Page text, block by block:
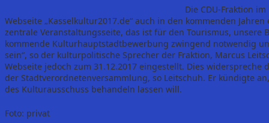
Die CDU-Fraktion
Webseite „Kasselkultur2017.de“ auch in den kommenden
zentrale Veranstaltungsseite, das ist für den Tourismus,
kommende Kulturhauptstadtbewerbung zwingend notwendig
sein“, so der kulturpolitische Sprecher der Fraktion, Marcus
Webseite jedoch zum 31.12.2017 eingestellt. Dies
der Stadtverordnetenversammlung, so Leitschuh. Er kündigte
des Kulturausschuss behandeln lassen will.
Foto: privat